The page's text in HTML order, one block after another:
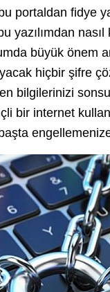
portaldan fidye
yazılımdan
büyük önem
hiçbir şifre
bilgilerinizi
bir internet